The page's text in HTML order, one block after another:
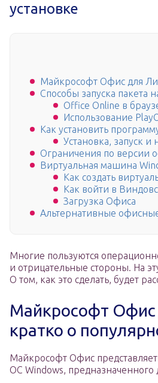
установке
Майкрософт Офис для
Способы запуска пакета
Office Online в
Использование
Как установить
Установка, запуск и
Ограничения по версии
Виртуальная машина
Как создать
Как войти в Виндовс
Загрузка Офиса
Альтернативные
Многие пользуются
и отрицательные стороны. На
О том, как это сделать, будет
Майкрософт Офис
кратко о
Майкрософт Офис
OC Windows,